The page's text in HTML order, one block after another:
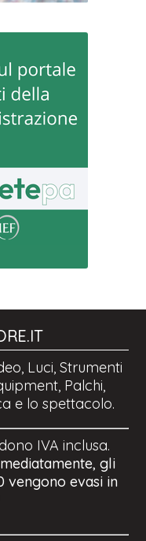
Luci, Strumenti
Palchi,
e lo spettacolo.
IVA inclusa.
gli
vengono evasi in